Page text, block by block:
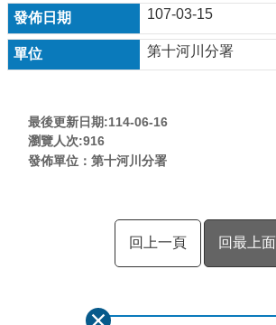
107-03-15
第十河川分署
最後更新日期:114-06-16
瀏覽人次:916
發佈單位：第十河川分署
回上一頁 回最上面